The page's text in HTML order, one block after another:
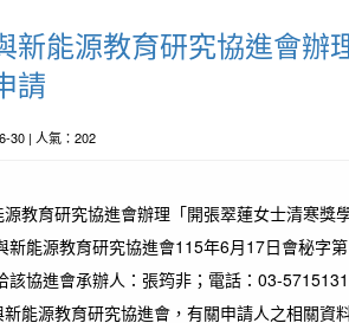
新能源教育研究協進會辦
請
30 | 人氣：202
源教育研究協進會辦理「開張翠蓮女士清寒
新能源教育研究協進會115年6月17日會秘字
該協進會承辦人：張筠非；電話：03-
能源教育研究協進會，有關申請人之相關資